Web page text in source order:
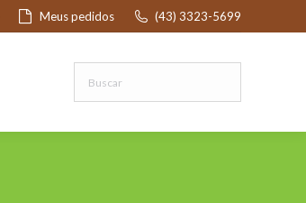
Meus pedidos (43) 3323-5699